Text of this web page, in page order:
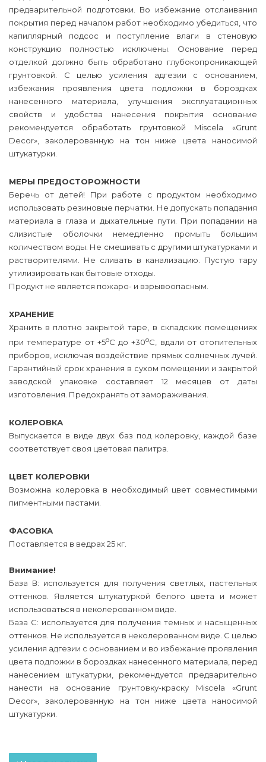
предварительной подготовки. Во избежание отслаивания
покрытия перед началом работ необходимо убедиться, что
капиллярный подсос и поступление влаги в стеновую
конструкцию полностью исключены. Основание перед
отделкой должно быть обработано глубокопроникающей
грунтовкой. С целью усиления адгезии с основанием,
избежания проявления цвета подложки в бороздках
нанесенного материала, улучшения эксплуатационных
свойств и удобства нанесения покрытия основание
рекомендуется обработать грунтовкой Miscela «Grunt
Decor», заколерованную на тон ниже цвета наносимой
штукатурки.
МЕРЫ ПРЕДОСТОРОЖНОСТИ
Беречь от детей! При работе с продуктом необходимо
использовать резиновые перчатки. Не допускать попадания
материала в глаза и дыхательные пути. При попадании на
слизистые оболочки немедленно промыть большим
количеством воды. Не смешивать с другими штукатурками и
растворителями. Не сливать в канализацию. Пустую тару
утилизировать как бытовые отходы.
Продукт не является пожаро- и взрывоопасным.
ХРАНЕНИЕ
Хранить в плотно закрытой таре, в складских помещениях
при температуре от +5оС до +30оС, вдали от отопительных
приборов, исключая воздействие прямых солнечных лучей.
Гарантийный срок хранения в сухом помещении и закрытой
заводской упаковке составляет 12 месяцев от даты
изготовления. Предохранять от замораживания.
КОЛЕРОВКА
Выпускается в виде двух баз под колеровку, каждой базе
соответствует своя цветовая палитра.
ЦВЕТ КОЛЕРОВКИ
Возможна колеровка в необходимый цвет совместимыми
пигментными пастами.
ФАСОВКА
Поставляется в ведрах 25 кг.
Внимание!
База В: используется для получения светлых, пастельных
оттенков. Является штукатуркой белого цвета и может
использоваться в неколерованном виде.
База С: используется для получения темных и насыщенных
оттенков. Не используется в неколерованном виде. С целью
усиления адгезии с основанием и во избежание проявления
цвета подложки в бороздках нанесенного материала, перед
нанесением штукатурки, рекомендуется предварительно
нанести на основание грунтовку-краску Miscela «Grunt
Decor», заколерованную на тон ниже цвета наносимой
штукатурки.